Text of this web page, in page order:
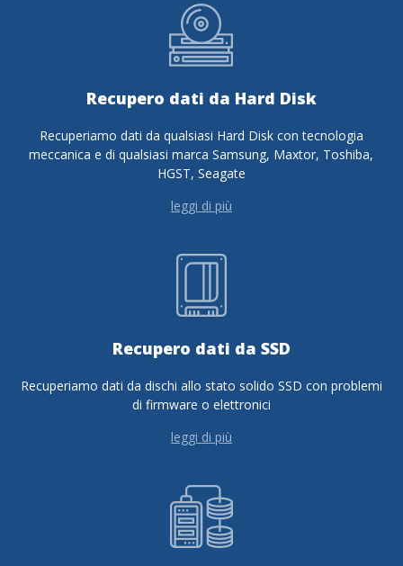
Recupero dati da Hard Disk
Recuperiamo dati da qualsiasi Hard Disk con tecnologia
meccanica e di qualsiasi marca Samsung, Maxtor, Toshiba,
HGST, Seagate
leggi di più
Recupero dati da SSD
Recuperiamo dati da dischi allo stato solido SSD con problemi
di firmware o elettronici
leggi di più